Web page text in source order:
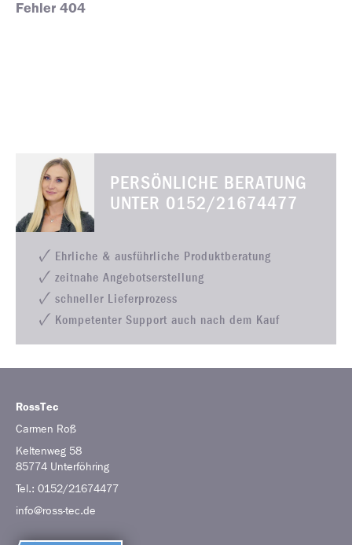
Fehler 404
PERSÖNLICHE BERATUNG
UNTER 0152/21674477
Ehrliche & ausführliche Produktberatung
zeitnahe Angebotserstellung
schneller Lieferprozess
Kompetenter Support auch nach dem Kauf
RossTec
Carmen Roß
Keltenweg 58
85774 Unterföhring
Tel.: 0152/21674477
info@ross-tec.de